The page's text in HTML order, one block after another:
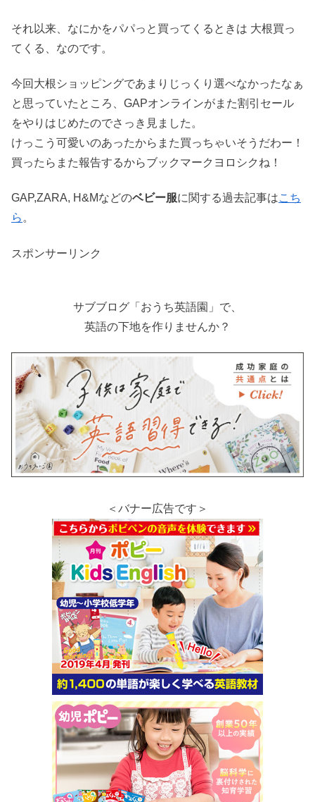
それ以来、なにかをパパっと買ってくるときは 大根買っ
てくる、なのです。
今回大根ショッピングであまりじっくり選べなかったなぁ
と思っていたところ、GAPオンラインがまた割引セール
をやりはじめたのでさっき見ました。
けっこう可愛いのあったからまた買っちゃいそうだわー！
買ったらまた報告するからブックマークヨロシクね！
GAP,ZARA, H&Mなどのベビー服に関する過去記事はこち
ら。
スポンサーリンク
サブブログ「おうち英語園」で、
英語の下地を作りませんか？
＜バナー広告です＞